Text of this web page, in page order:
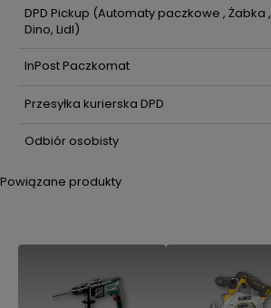
DPD Pickup (Automaty paczkowe , Żabka ,
Dino, Lidl)
InPost Paczkomat
Przesyłka kurierska DPD
Odbiór osobisty
Powiązane produkty